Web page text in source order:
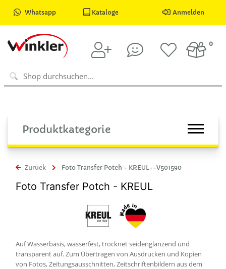
Whatsapp Kataloge Anmelden
0
Produktkategorie
Zurück Foto Transfer Potch - KREUL--V501590
Foto Transfer Potch - KREUL
Auf Wasserbasis, wasserfest, trocknet seidenglänzend und
transparent auf. Zum Übertragen von Ausdrucken und Kopien
von Fotos, Zeitungsausschnitten, Zeitschriftenbildern aus dem